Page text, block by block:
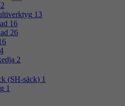
13
16
26
2
(SH-säck) 1
1